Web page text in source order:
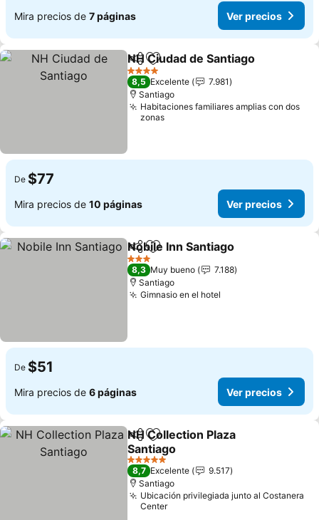
Mira precios de 7 páginas Ver precios
CompartirAgregar a favoritos
NH Ciudad de Santiago
4 Estrellas
8,5 Excelente
7.981
Santiago
Habitaciones familiares amplias con dos
zonas
De $77
Mira precios de 10 páginas Ver precios
CompartirAgregar a favoritos
Nobile Inn Santiago
3 Estrellas
8,3 Muy bueno
7.188
Santiago
Gimnasio en el hotel
De $51
Mira precios de 6 páginas Ver precios
CompartirAgregar a favoritos
NH Collection Plaza
Santiago
5 Estrellas
8,7 Excelente
9.517
Santiago
Ubicación privilegiada junto al Costanera
Center